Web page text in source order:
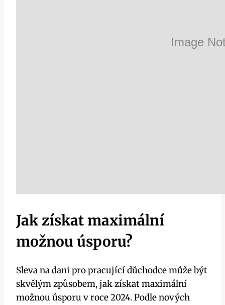
Jak získat maximální
možnou úsporu?
Sleva na dani pro pracující důchodce může být
skvělým způsobem, jak získat maximální
možnou úsporu v roce 2024. Podle nových